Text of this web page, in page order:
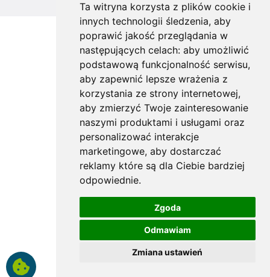
Ta witryna korzysta z plików cookie i
innych technologii śledzenia, aby
poprawić jakość przeglądania w
następujących celach: aby umożliwić
podstawową funkcjonalność serwisu,
aby zapewnić lepsze wrażenia z
korzystania ze strony internetowej,
aby zmierzyć Twoje zainteresowanie
naszymi produktami i usługami oraz
personalizować interakcje
marketingowe, aby dostarczać
reklamy które są dla Ciebie bardziej
odpowiednie.
Zgoda
Odmawiam
Zmiana ustawień